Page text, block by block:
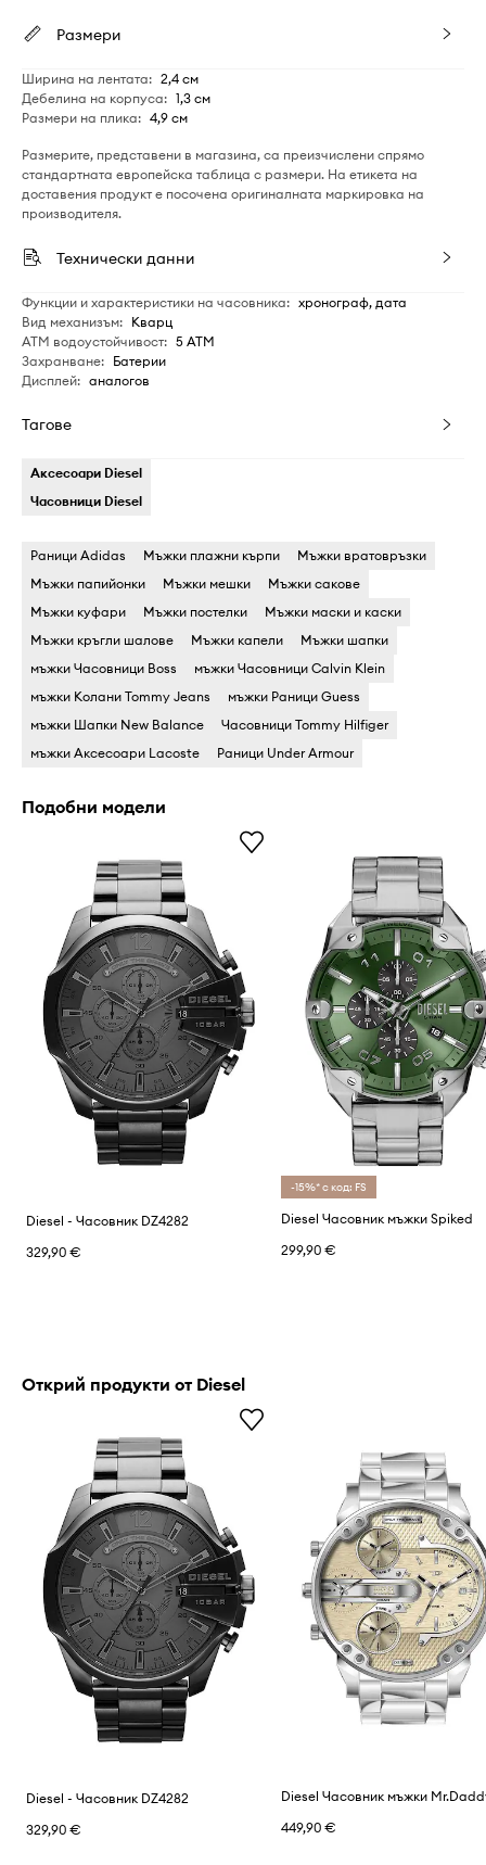
Размери
Ширина на лентата: 2,4 см
Дебелина на корпуса: 1,3 см
Размери на плика: 4,9 см
Размерите, представени в магазина, са преизчислени спрямо
стандартната европейска таблица с размери. На етикета на
доставения продукт е посочена оригиналната маркировка на
производителя.
Технически данни
Функции и характеристики на часовника: хронограф, дата
Вид механизъм: Кварц
ATM водоустойчивост: 5 ATM
Захранване: Батерии
Дисплей: аналогов
Тагове
Аксесоари Diesel
Часовници Diesel
Раници Adidas Мъжки плажни кърпи
Мъжки вратовръзки
Мъжки папийонки
Мъжки мешки
Мъжки сакове
Мъжки куфари
Мъжки постелки
Мъжки маски и каски
Мъжки кръгли шалове
Мъжки капели
Мъжки шапки
мъжки Часовници Boss
мъжки Часовници Calvin Klein
мъжки Колани Tommy Jeans
мъжки Раници Guess
мъжки Шапки New Balance
Часовници Tommy Hilfiger
мъжки Аксесоари Lacoste
Раници Under Armour
Подобни модели
Diesel - Часовник DZ4282
329,90 €
-15%* с код: FS
Diesel Часовник мъжки Spiked
299,90 €
Открий продукти от Diesel
Diesel - Часовник DZ4282
329,90 €
Diesel Часовник мъжки
449,90 €